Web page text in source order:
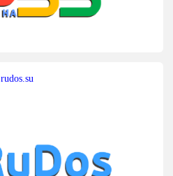
rudos.su